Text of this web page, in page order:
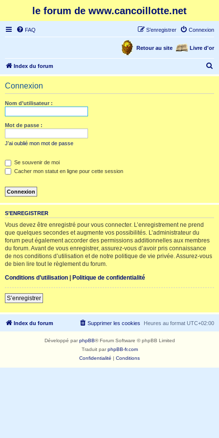
le forum de www.cancoillotte.net
FAQ Connexion
S’enregistrer
Livre d'or
Retour au site
Index du forum
e
Connexion
Nom d’utilisateur :
Mot de passe :
J’ai oublié mon mot de passe
Se souvenir de moi
Cacher mon statut en ligne pour cette session
S’ENREGISTRER
Vous devez être enregistré pour vous connecter. L’enregistrement ne prend
que quelques secondes et augmente vos possibilités. L’administrateur du
forum peut également accorder des permissions additionnelles aux membres
du forum. Avant de vous enregistrer, assurez-vous d’avoir pris connaissance
de nos conditions d’utilisation et de notre politique de vie privée. Assurez-vous
de bien lire tout le règlement du forum.
Conditions d’utilisation | Politique de confidentialité
S’enregistrer
Index du forum Heures au format UTC+02:00
Supprimer les cookies
Développé parphpBB® Forum Software © phpBB Limited
Traduit parphpBB-fr.com
Confidentialité | Conditions